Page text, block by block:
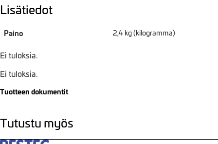
Lisätiedot
Paino 2,4 kg (kilogramma)
Ei tuloksia.
Ei tuloksia.
Tuotteen dokumentit
Tutustu myös